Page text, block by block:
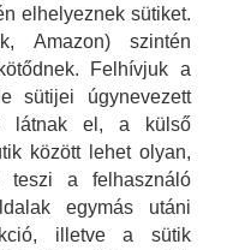
elhelyeznek sütiket.
Amazon) szintén
Felhívjuk a
sütijei úgynevezett
látnak el, a külső
között lehet olyan,
teszi a felhasználó
egymás utáni
illetve a sütik